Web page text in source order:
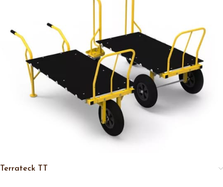
Terrateck TT